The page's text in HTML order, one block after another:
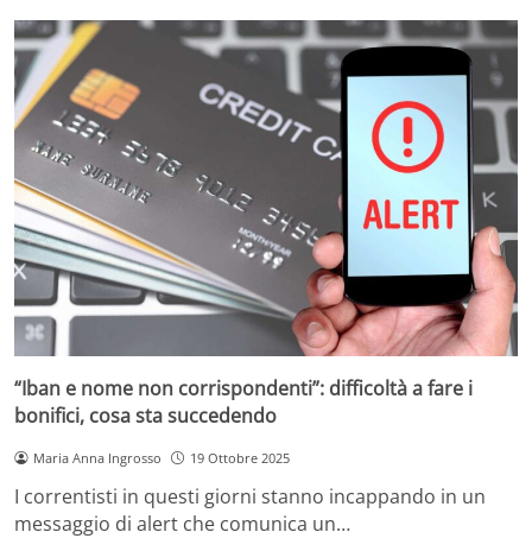
“Iban e nome non corrispondenti”: difficoltà a fare i
bonifici, cosa sta succedendo
Maria Anna Ingrosso 19 Ottobre 2025
I correntisti in questi giorni stanno incappando in un
messaggio di alert che comunica un…